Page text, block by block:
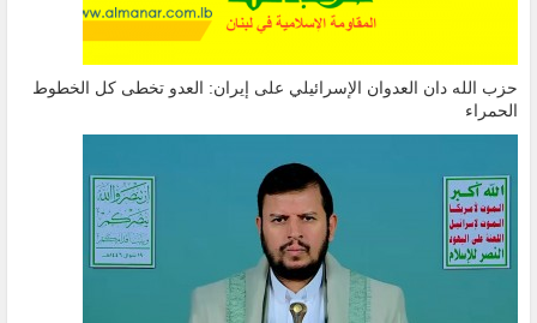
حزب الله دان العدوان الإسرائيلي على إيران: العدو تخطى كل الخطوط
الحمراء